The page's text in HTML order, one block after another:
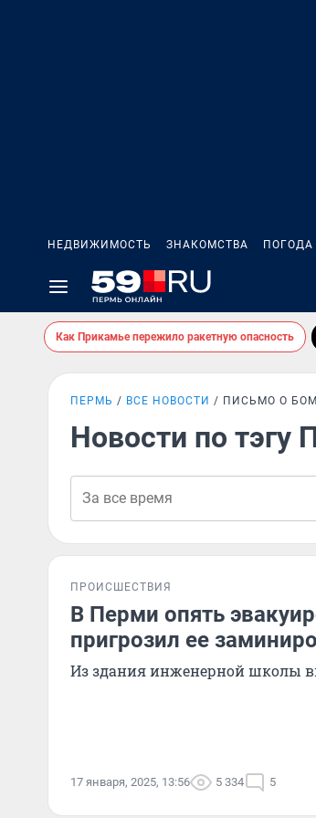
НЕДВИЖИМОСТЬ ЗНАКОМСТВА ПОГОДА
Как Прикамье пережило ракетную опасность
ПЕРМЬ ВСЕ НОВОСТИ ПИСЬМО О
Новости по тэгу
ПРОИСШЕСТВИЯ
В Перми опять
пригрозил ее
Из здания инженерной школы
17 января, 2025, 13:56 5 334 5